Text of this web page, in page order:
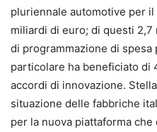
pluriennale automotive per
miliardi di euro; di questi
di programmazione di
particolare ha beneficiato di
accordi di innovazione.
situazione delle fabbriche
per la nuova piattaforma